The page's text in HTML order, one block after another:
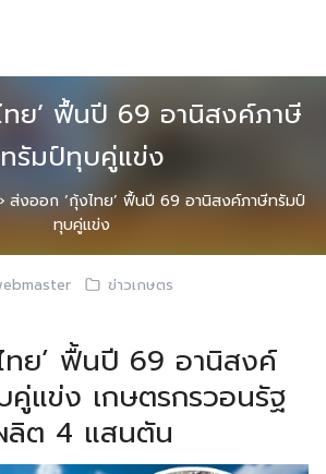
ทย’ ฟื้นปี 69 อานิสงค์ภาษี
ทรัมป์ทุบคู่แข่ง
› ส่งออก ‘กุ้งไทย’ ฟื้นปี 69 อานิสงค์ภาษีทรัมป์
ทุบคู่แข่ง
ข่าวเกษตร
ทย’ ฟื้นปี 69 อานิสงค์
แข่ง เกษตรกรวอนรัฐ
ลิต 4 แสนตัน